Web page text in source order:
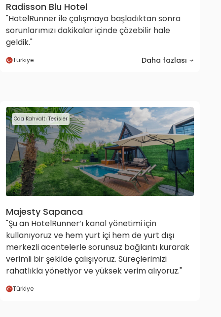
Radisson Blu Hotel
"HotelRunner ile çalışmaya başladıktan sonra
sorunlarımızı dakikalar içinde çözebilir hale
geldik."
Türkiye Daha fazlası
Oda Kahvaltı Tesisler
Majesty Sapanca
"Şu an HotelRunner’ı kanal yönetimi için
kullanıyoruz ve hem yurt içi hem de yurt dışı
merkezli acentelerle sorunsuz bağlantı kurarak
verimli bir şekilde çalışıyoruz. Süreçlerimizi
rahatlıkla yönetiyor ve yüksek verim alıyoruz."
Türkiye